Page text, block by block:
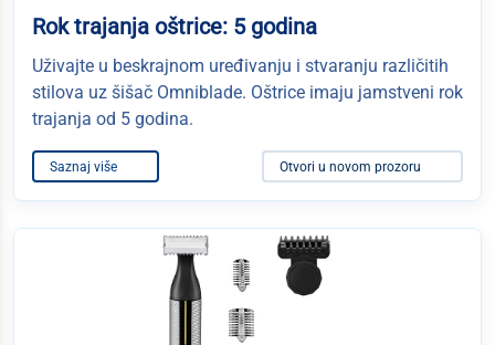
Rok trajanja oštrice: 5 godina
Uživajte u beskrajnom uređivanju i stvaranju različitih
stilova uz šišač Omniblade. Oštrice imaju jamstveni rok
trajanja od 5 godina.
Saznaj više Otvori u novom prozoru